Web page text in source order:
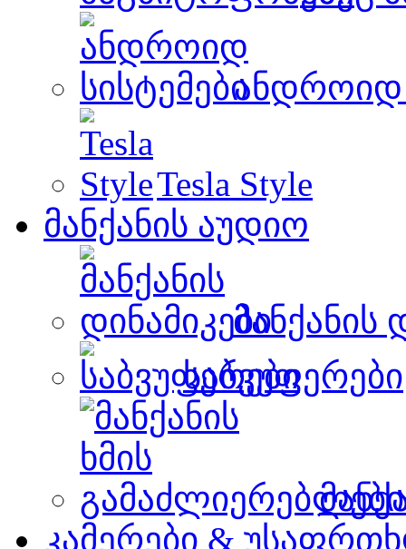
ანდროიდ
Tesla Style
მანქანის აუდიო
მანქანის
საბვუფერები
კამერები &